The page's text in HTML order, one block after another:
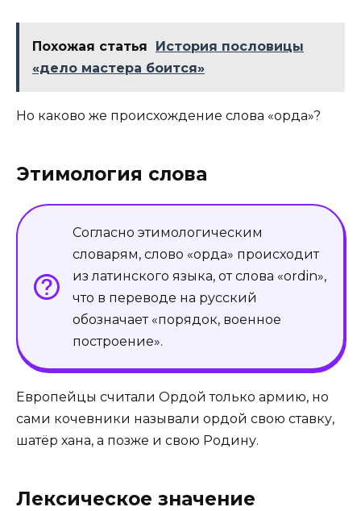
Похожая статья
История пословицы
«дело мастера боится»
Но каково же происхождение слова «орда»?
Этимология слова
Согласно этимологическим
словарям, слово «орда» происходит
из латинского языка, от слова «ordin»,
что в переводе на русский
обозначает «порядок, военное
построение».
Европейцы считали Ордой только армию, но
сами кочевники называли ордой свою ставку,
шатёр хана, а позже и свою Родину.
Лексическое значение